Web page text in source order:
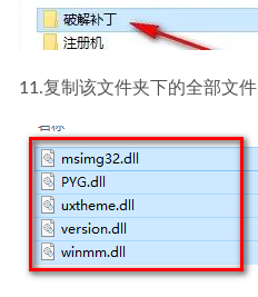
11.复制该文件夹下的全部文件